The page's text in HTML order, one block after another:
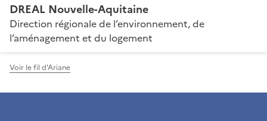
DREAL Nouvelle-Aquitaine
Direction régionale de l’environnement, de
l’aménagement et du logement
Voir le fil d'Ariane